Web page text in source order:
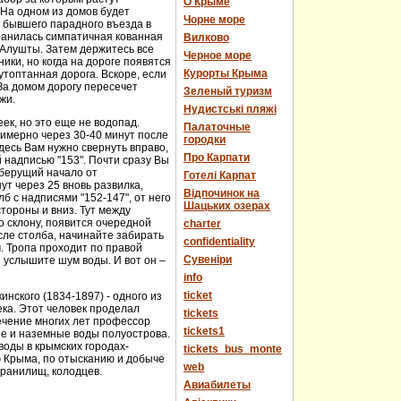
одном из домов будет
парадного въезда в
симпатичная кованная
Затем держитесь все
но когда на дороге появятся
дорога. Вскоре, если
домом дорогу пересечет
но это еще не водопад.
через 30-40 минут после
Вам нужно свернуть вправо,
надписью "153". Почти сразу Вы
начало от
через 25 вновь развилка,
с надписями "152-147", от него
и вниз. Тут между
появится очередной
столба, начинайте забирать
Тропа проходит по правой
услышите шум воды. И вот он –
(1834-1897) - одного из
Этот человек проделал
многих лет профессор
и наземные воды полуострова.
в крымских городах-
Крыма, по отысканию и добыче
колодцев.
Чорне море
Вилково
Черное море
Курорты Крыма
Зеленый туризм
Нудистські пляжі
Палаточные
городки
Про Карпати
Готелі Карпат
Відпочинок на
Шацьких озерах
charter
confidentiality
Cувеніри
info
ticket
tickets
tickets1
tickets_bus_monte
web
Авиабилеты